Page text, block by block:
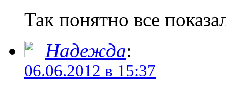
Так понятно все
Надежда:
06.06.2012 в 15:37